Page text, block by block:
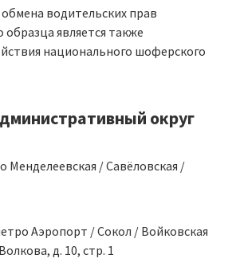
водительских прав
является также
национального шоферского
округ
Менделеевская / Савёловская /
Аэропорт / Сокол / Войковская
д. 10, стр. 1